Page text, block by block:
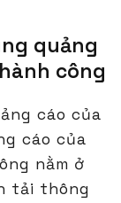
quảng
công
cáo của
cáo của
nằm ở
tải thông